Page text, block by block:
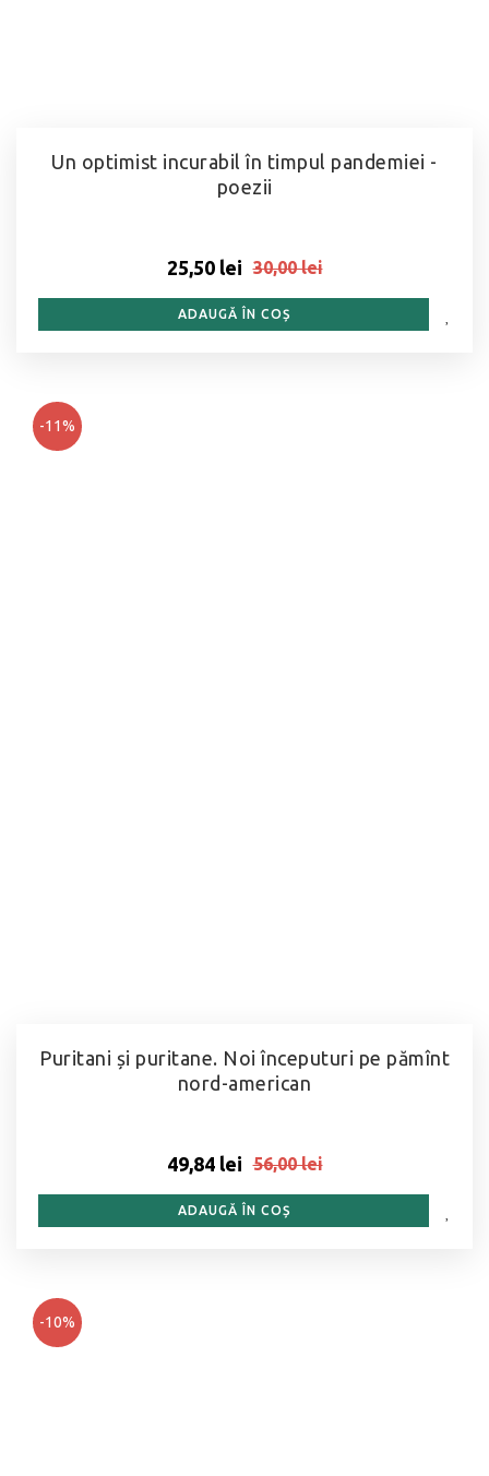
Un optimist incurabil în timpul pandemiei -
poezii
25,50 lei 30,00 lei
ADAUGĂ ÎN COȘ
-11%
Puritani și puritane. Noi începuturi pe pămînt
nord-american
49,84 lei 56,00 lei
ADAUGĂ ÎN COȘ
-10%